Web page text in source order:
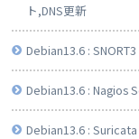
ト,DNS更新
Debian13.6 :
Debian13.6 : Nagios
Debian13.6 :